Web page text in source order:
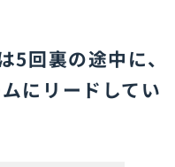
5回裏の途中に、
にリードしてい